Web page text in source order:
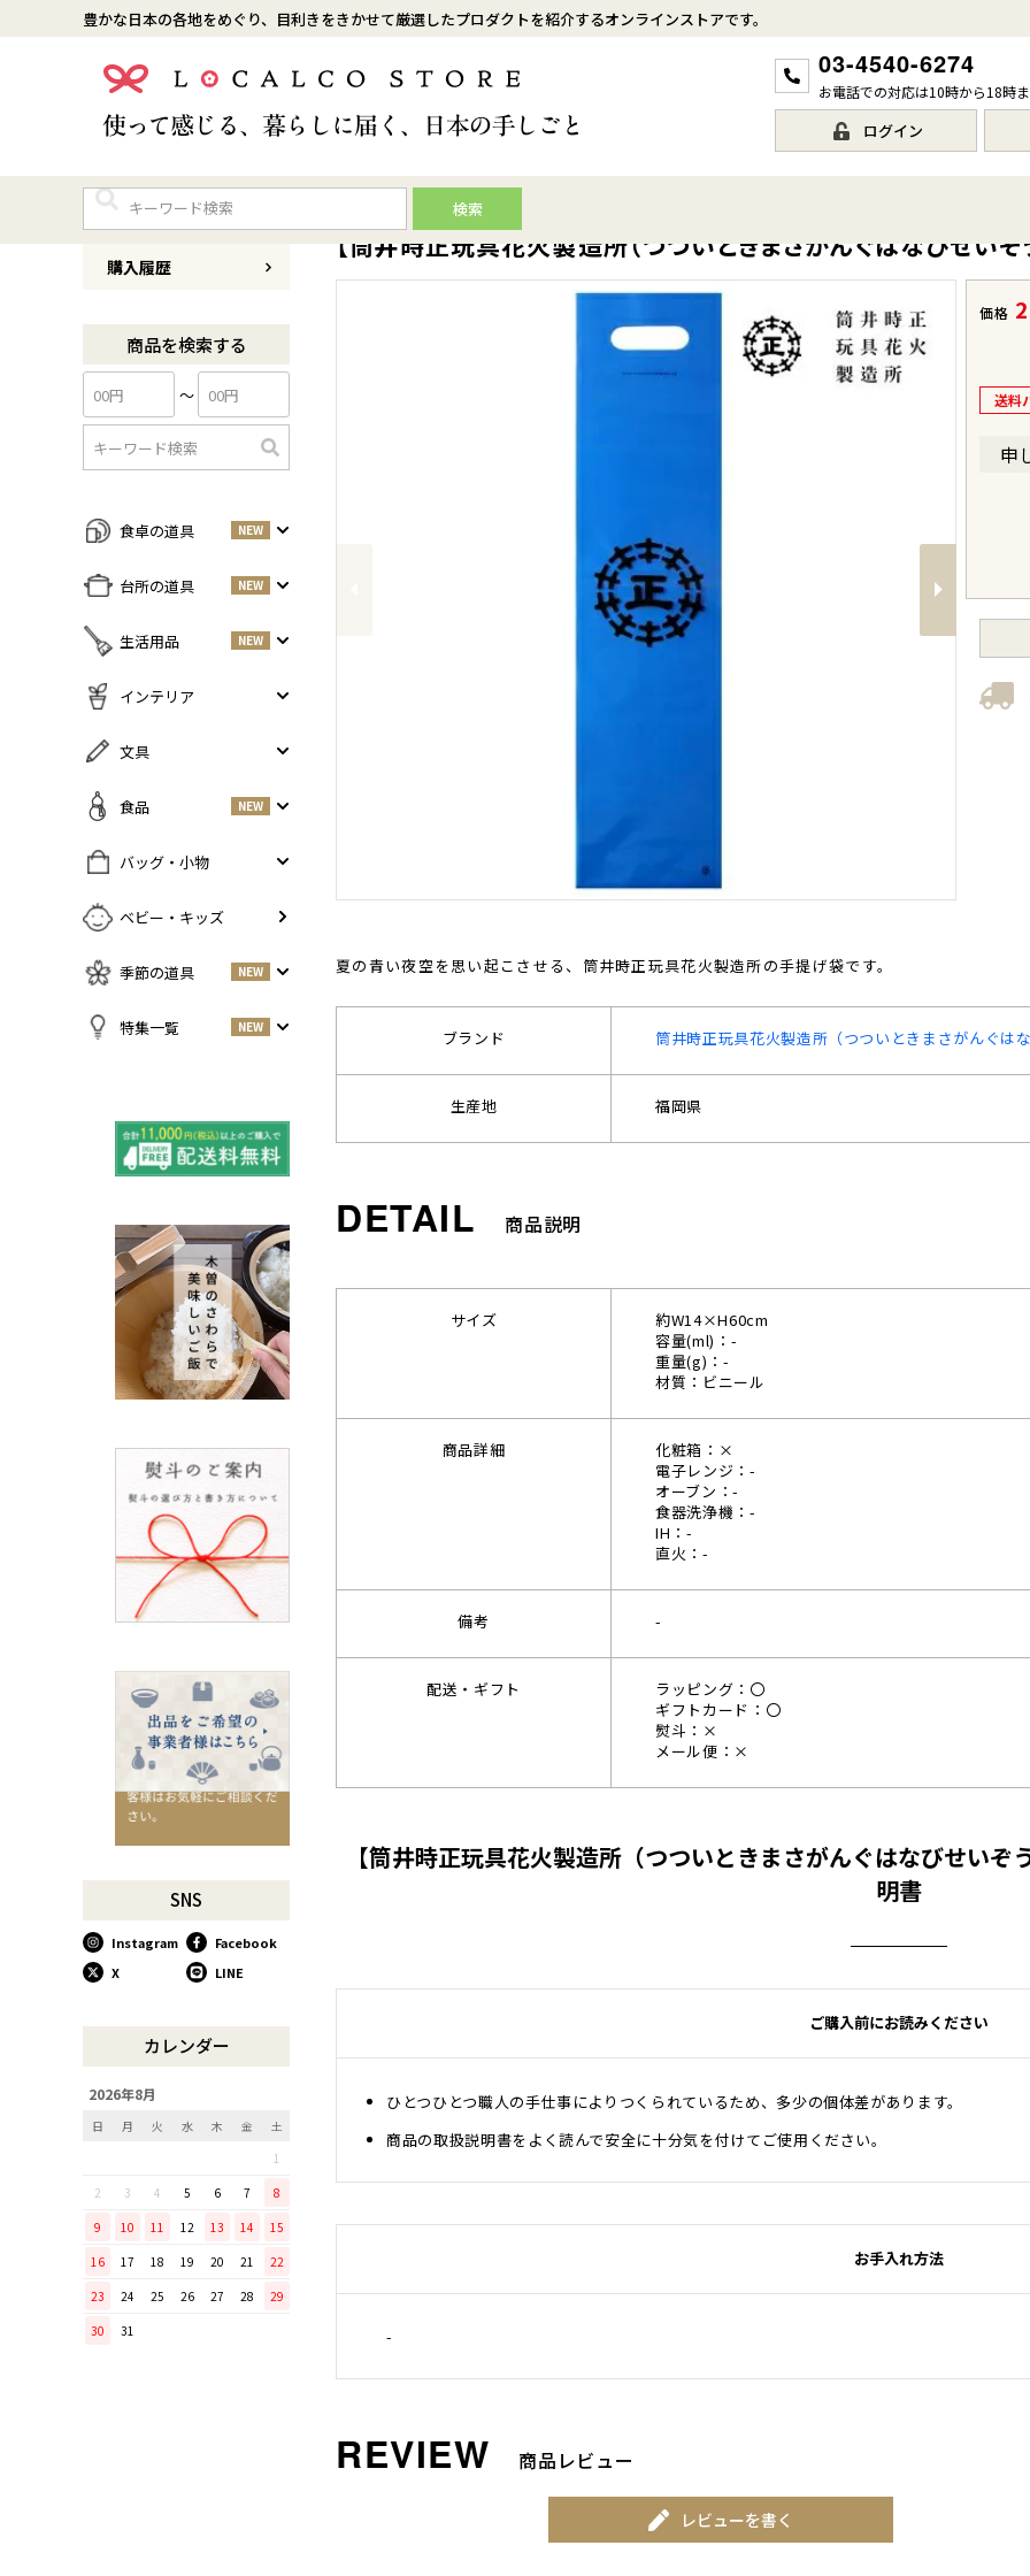
豊かな日本の各地をめぐり、目利きをきかせて厳選したプロダクトを紹介するオンラインストアです。
03-4540-6274
お電話での対応は10時から18時
ログイン
検索
購入履歴
商品を検索する
〜
検
食卓の道具 NEW
すべての商品をみる
丼・小鉢
グラス・タンブラー
NEW
トレイ・コースター・鍋しき
お弁当グッズ
ポット・鉄瓶
台所の道具 NEW
すべての商品をみる
鍋・フライパン
NEW
調理器具
保存容器
その他キッチンツール
生活用品 NEW
すべての商品をみる
美容ケア
NEW
インテリア
すべての商品をみる
香・ろうそく
文具
すべての商品をみる
PCアクセサリー
食品 NEW
すべての商品を見る
コーヒー NEW
NEW
バッグ・小物
すべての商品をみる
名刺入れ・カードケース
ベビー・キッズ
季節の道具 NEW
すべての商品をみる
秋
特集一覧 NEW
よくある質問〈ほうき
全般〉
NEW
方
棕櫚箒と江戸箒の違い NEW
江戸箒の特徴 NEW
棕櫚箒の特徴 NEW
箒で見直す暮らしの基
準
NEW
ノスタルジックな肥前びーど
SUSgalleryと過ごす至福の時
千切りピーラーで仕込んでみ
星座マグでくつろぎのひとと
コーヒーミルで格別な1杯を
味わう
行平鍋があればたいていのこ
とは大丈夫。
馬毛歯ブラシがオススメな理
お祝い事に欠かせない「ミニ
使い込んで育てる道具、卵焼
き鍋
リンゴのための魅せるナイフ
『pomme』
「毎日納豆を食べていま
てほしい山只華陶苑の納豆鉢
調理から盛り付けまでこなす
「寿 菜箸」は、とても優秀
作所のペティナイフ「ゆり
ミニパンのお手入れ方法
ミニパン（大）で料理を楽し
SNS
Instagram
Facebook
X
LINE
カレンダー
2026年8月
日 月 火 水 木 金
土
1
2
3 4 5 6 7
8
9
10 11 12 13 14
15
16
17 18 19 20 21
22
23
24 25 26 27 28
29
30
31
【筒井時正玩具花火製造所（つついときまさがんぐはなびせい
価格
送料
申
夏の青い夜空を思い起こさせる、筒井時正玩具花火製造所の手提げ袋です。
ブランド 筒井時正玩具花火製造所（つついときまさがんぐは
生産地 福岡県
商品説明
サイズ
約W14×H60cm
容量(ml)：-
重量(g)：-
材質：ビニール
商品詳細
化粧箱：×
電子レンジ：-
オーブン：-
食器洗浄機：-
IH：-
直火：-
備考 -
配送・ギフト
ラッピング：〇
ギフトカード：〇
熨斗：×
メール便：×
【筒井時正玩具花火製造所（つついときまさがんぐはなびせい
明書
ご購入前にお読みください
ひとつひとつ職人の手仕事によりつくられているため、多少の個体差があります。
商品の取扱説明書をよく読んで安全に十分気を付けてご使用ください。
お手入れ方法
-
商品レビュー
レビューを書く